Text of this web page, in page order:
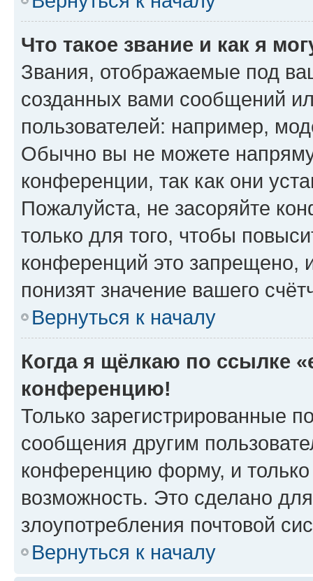
Что такое звание и как я
Звания, отображаемые под
созданных вами сообщений
пользователей: например,
Обычно вы не можете
конференции, так как они
Пожалуйста, не засоряйте
только для того, чтобы
конференций это запрещено,
понизят значение вашего
Вернуться к началу
Когда я щёлкаю по ссылке
конференцию!
Только зарегистрированные
сообщения другим
конференцию форму, и
возможность. Это сделано
злоупотребления почтовой
Вернуться к началу